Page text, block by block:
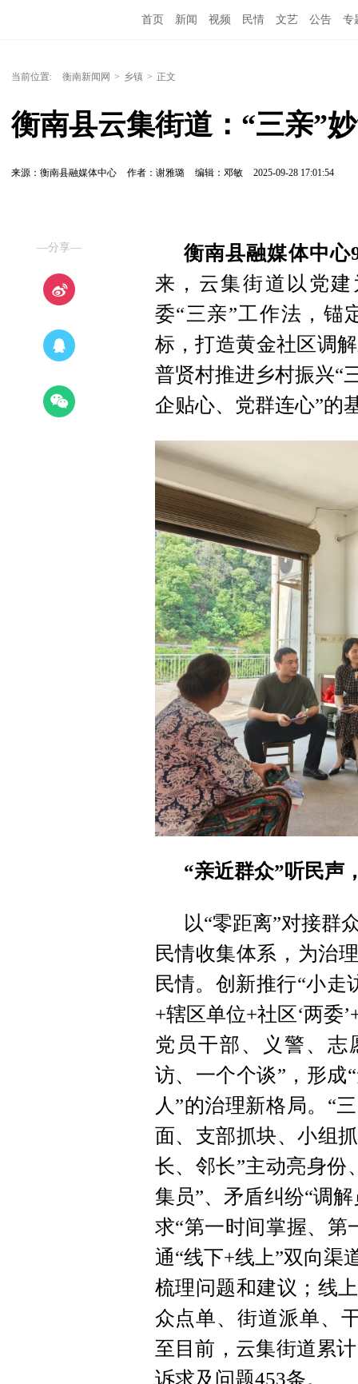
首页 新闻 视频 民情 文艺 公告 专
当前位置: 衡南新闻网 > 乡镇 > 正文
衡南县云集街道：“三亲”
来源：衡南县融媒体中心 作者：谢雅璐 编辑：邓敏 2025-09-28 17:01:54
—分享—
衡南县融媒体中
来，云集街道以党
委“三亲”工作法，锚
标，打造黄金社区调
普贤村推进乡村振兴“
企贴心、党群连心”的
“亲近群众”听民声
以“零距离”对接群
民情收集体系，为治
民情。创新推行“小走
+辖区单位+社区‘两委
党员干部、义警、志
访、一个个谈”，形成
人”的治理新格局。“
面、支部抓块、小组
长、邻长”主动亮身份
集员”、矛盾纠纷“调
求“第一时间掌握、第
通“线下+线上”双向渠
梳理问题和建议；线
众点单、街道派单、
至目前，云集街道累
诉求及问题453条。